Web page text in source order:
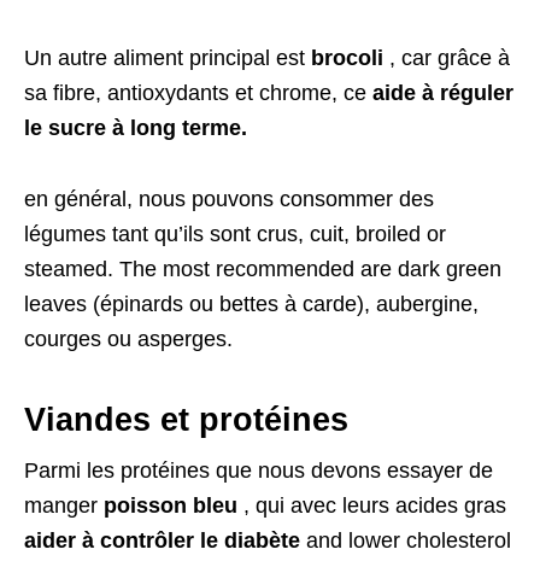
Un autre aliment principal est brocoli , car grâce à
sa fibre, antioxydants et chrome, ce aide à réguler
le sucre à long terme.
en général, nous pouvons consommer des
légumes tant qu’ils sont crus, cuit, broiled or
steamed. The most recommended are dark green
leaves (épinards ou bettes à carde), aubergine,
courges ou asperges.
Viandes et protéines
Parmi les protéines que nous devons essayer de
manger poisson bleu , qui avec leurs acides gras
aider à contrôler le diabète and lower cholesterol